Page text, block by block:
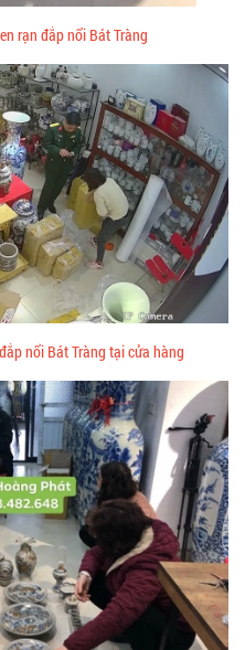
rạn đắp nổi Bát Tràng
nổi Bát Tràng tại cửa hàng